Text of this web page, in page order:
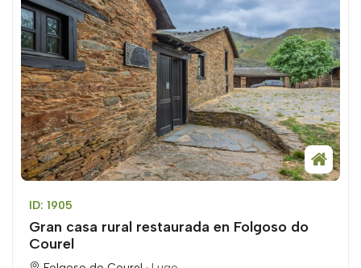
ID: 1905
Gran casa rural restaurada en Folgoso do
Courel